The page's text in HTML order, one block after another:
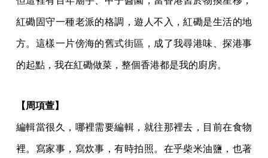
紅磡固守一種老派的格調，遊人不入，紅磡是生活的地
方。這樣一片傍海的舊式街區，成了我尋港味、探港事
的起點，我在紅磡做菜，整個香港都是我的廚房。
【周項萱】
編輯當很久，哪裡需要編輯，就往那裡去，目前在食物
裡。寫家事，寫炊事，有時拍照。在乎柴米油鹽，也著